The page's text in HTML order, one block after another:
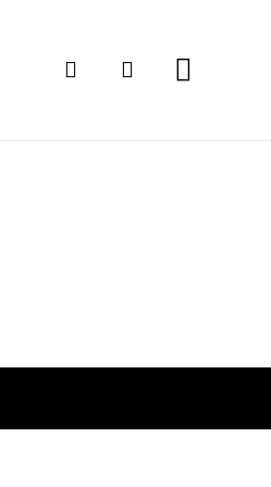
search account